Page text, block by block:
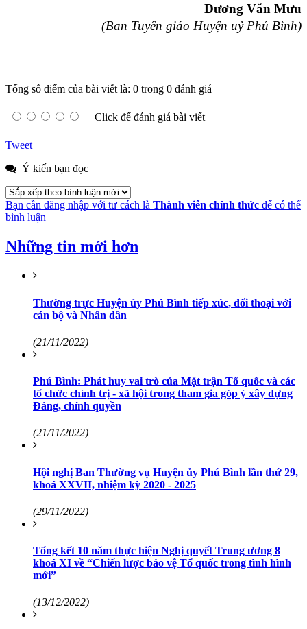
Dương Văn Mưu
(Ban Tuyên giáo Huyện uỷ Phú Bình)
Tổng số điểm của bài viết là: 0 trong 0 đánh giá
Click để đánh giá bài viết
Tweet
Ý kiến bạn đọc
Bạn cần đăng nhập với tư cách là Thành viên chính thức để có thể
bình luận
Những tin mới hơn
Thường trực Huyện ủy Phú Bình tiếp xúc, đối thoại với
cán bộ và Nhân dân
(21/11/2022)
Phú Bình: Phát huy vai trò của Mặt trận Tổ quốc và các
tổ chức chính trị - xã hội trong tham gia góp ý xây dựng
Đảng, chính quyền
(21/11/2022)
Hội nghị Ban Thường vụ Huyện ủy Phú Bình lần thứ 29,
khoá XXVII, nhiệm kỳ 2020 - 2025
(29/11/2022)
Tổng kết 10 năm thực hiện Nghị quyết Trung ương 8
khoá XI về “Chiến lược bảo vệ Tổ quốc trong tình hình
mới”
(13/12/2022)